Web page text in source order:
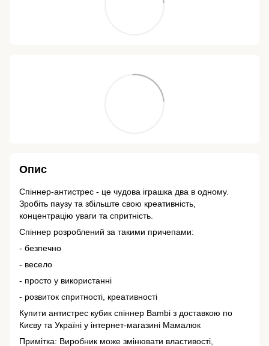
Опис
Спіннер-антистрес - це чудова іграшка два в одному.
Зробіть паузу та збільште свою креативність,
концентрацію уваги та спритність.
Спіннер розроблений за такими причепами:
- безпечно
- весело
- просто у використанні
- розвиток спритності, креативності
Купити антистрес кубик спіннер Bambi з доставкою по
Києву та Україні у інтернет-магазині Мамалюк
Примітка: Виробник може змінювати властивості,